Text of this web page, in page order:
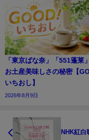
「東京ばな奈」「551蓬莱
お土産美味しさの秘密【
いちおし】
2026年8月9日
NHK紅白